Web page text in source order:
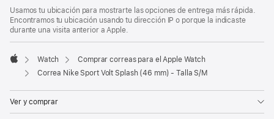
Usamos tu ubicación para mostrarte las opciones de entrega más rápida.
Encontramos tu ubicación usando tu dirección IP o porque la indicaste
durante una visita anterior a Apple.
Apple
Watch
Comprar correas para el Apple Watch
Correa Nike Sport Volt Splash (46 mm) - Talla S/M
Ver y comprar